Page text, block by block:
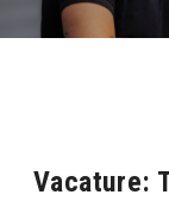
Vacature: